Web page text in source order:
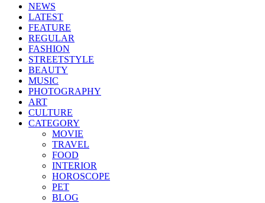
NEWS
LATEST
FEATURE
REGULAR
FASHION
STREETSTYLE
BEAUTY
MUSIC
PHOTOGRAPHY
ART
CULTURE
CATEGORY
MOVIE
TRAVEL
FOOD
INTERIOR
HOROSCOPE
PET
BLOG